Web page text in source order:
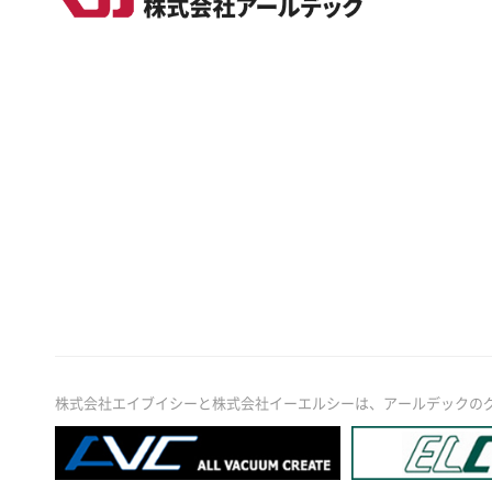
株式会社エイブイシーと株式会社イーエルシーは、アールデックの